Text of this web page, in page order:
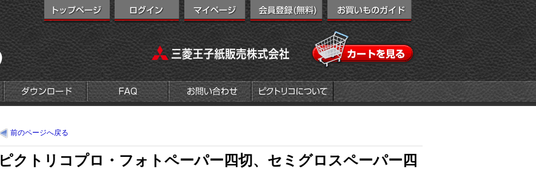
前のページへ戻る
ピクトリコプロ・フォトペーパー四切、セミグロスペーパー四